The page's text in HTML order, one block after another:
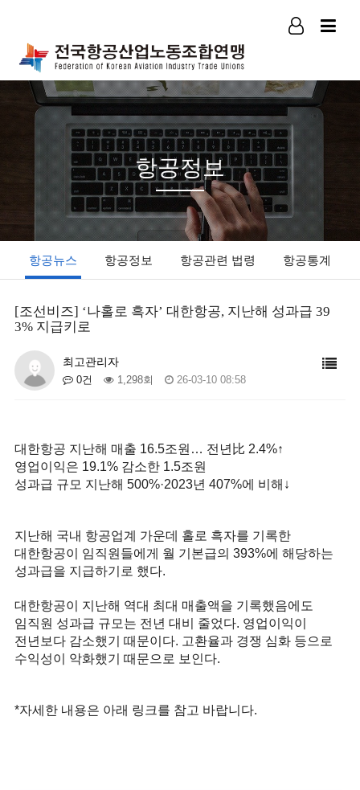
항공정보
항공뉴스 항공정보 항공관련 법령 항공통계
[조선비즈] ‘나홀로 흑자’ 대한항공, 지난해 성과급 39
3% 지급키로
최고관리자
0건 1,298회 26-03-10 08:58
대한항공 지난해 매출 16.5조원… 전년比 2.4%↑
영업이익은 19.1% 감소한 1.5조원
성과급 규모 지난해 500%·2023년 407%에 비해↓
지난해 국내 항공업계 가운데 홀로 흑자를 기록한
대한항공이 임직원들에게 월 기본급의 393%에 해당하는
성과급을 지급하기로 했다.
대한항공이 지난해 역대 최대 매출액을 기록했음에도
임직원 성과급 규모는 전년 대비 줄었다. 영업이익이
전년보다 감소했기 때문이다. 고환율과 경쟁 심화 등으로
수익성이 악화했기 때문으로 보인다.
*자세한 내용은 아래 링크를 참고 바랍니다.